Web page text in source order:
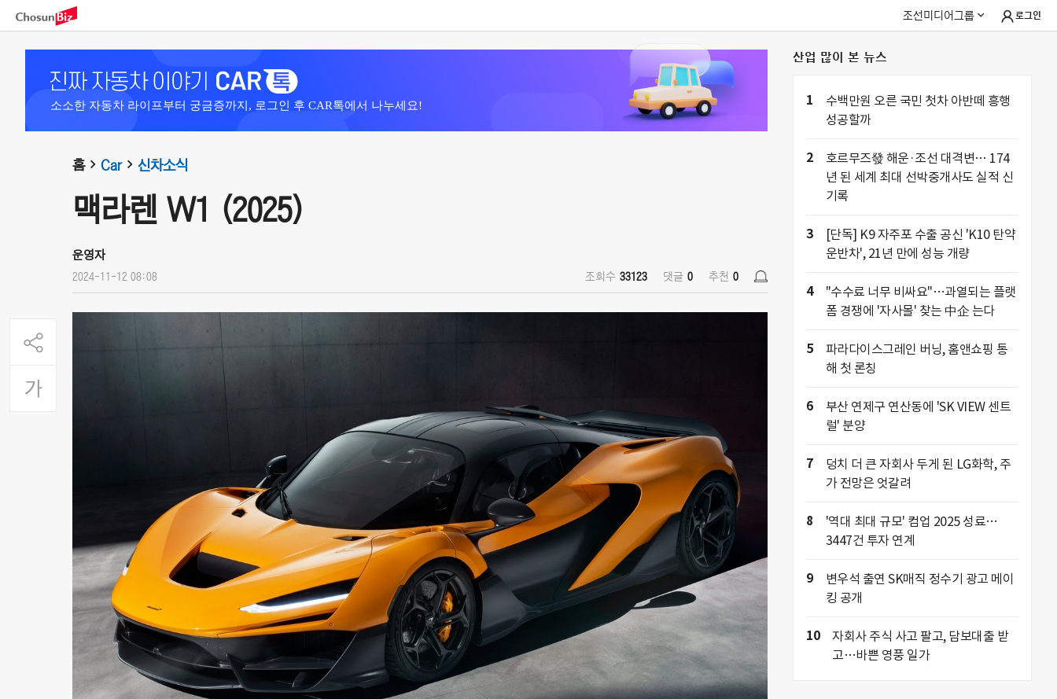
조선미디어그룹 로그인
소소한 자동차 라이프부터 궁금증까지, 로그인 후 CAR톡에서 나누세요!
홈 Car 신차소식
맥라렌 W1 (2025)
운영자
2024-11-12 08:08 조회수 33123 댓글 0 추천 0
산업 많이 본 뉴스